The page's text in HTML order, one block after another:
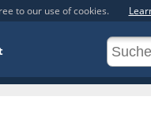
to our use of cookies.